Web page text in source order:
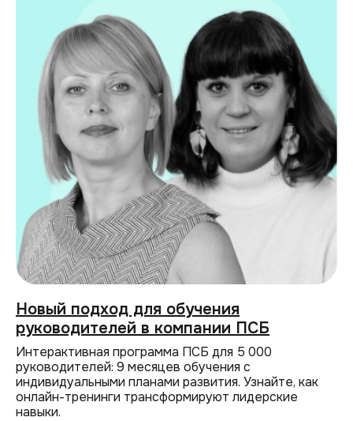
Новый подход для обучения
руководителей в компании ПСБ
Интерактивная программа ПСБ для 5 000
руководителей: 9 месяцев обучения с
индивидуальными планами развития. Узнайте, как
онлайн-тренинги трансформируют лидерские
навыки.